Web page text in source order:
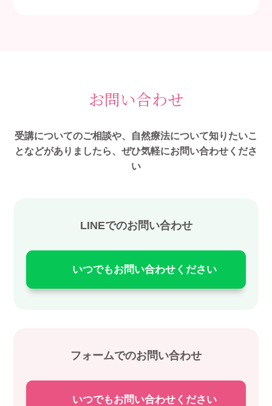
お問い合わせ
受講についてのご相談や、自然療法について知りたいこ
となどがありましたら、ぜひ気軽にお問い合わせくださ
い
LINEでのお問い合わせ
いつでもお問い合わせください
フォームでのお問い合わせ
いつでもお問い合わせください